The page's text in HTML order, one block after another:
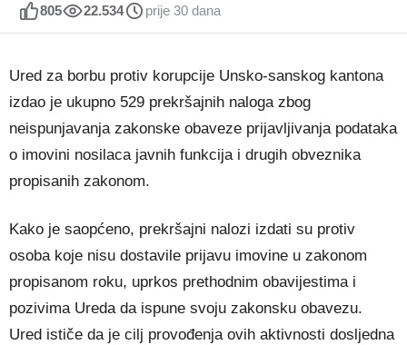
805 22.534 prije 30 dana
Ured za borbu protiv korupcije Unsko-sanskog kantona
izdao je ukupno 529 prekršajnih naloga zbog
neispunjavanja zakonske obaveze prijavljivanja podataka
o imovini nosilaca javnih funkcija i drugih obveznika
propisanih zakonom.
Kako je saopćeno, prekršajni nalozi izdati su protiv
osoba koje nisu dostavile prijavu imovine u zakonom
propisanom roku, uprkos prethodnim obavijestima i
pozivima Ureda da ispune svoju zakonsku obavezu.
Ured ističe da je cilj provođenja ovih aktivnosti dosljedna